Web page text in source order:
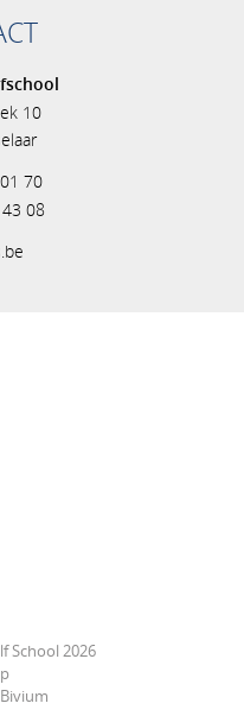
10
70
08
School 2026
Bivium